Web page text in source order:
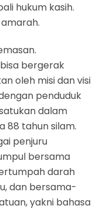
hukum kasih.
bergerak
oleh misi dan visi
penduduk
dalam
88 tahun silam.
penjuru
bersama
darah
dan bersama-
yakni bahasa